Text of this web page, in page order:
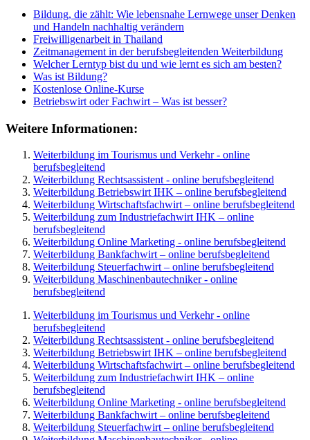
Bildung, die zählt: Wie lebensnahe Lernwege unser Denken
und Handeln nachhaltig verändern
Freiwilligenarbeit in Thailand
Zeitmanagement in der berufsbegleitenden Weiterbildung
Welcher Lerntyp bist du und wie lernt es sich am besten?
Was ist Bildung?
Kostenlose Online-Kurse
Betriebswirt oder Fachwirt – Was ist besser?
Weitere Informationen:
Weiterbildung im Tourismus und Verkehr - online
berufsbegleitend
Weiterbildung Rechtsassistent - online berufsbegleitend
Weiterbildung Betriebswirt IHK – online berufsbegleitend
Weiterbildung Wirtschaftsfachwirt – online berufsbegleitend
Weiterbildung zum Industriefachwirt IHK – online
berufsbegleitend
Weiterbildung Online Marketing - online berufsbegleitend
Weiterbildung Bankfachwirt – online berufsbegleitend
Weiterbildung Steuerfachwirt – online berufsbegleitend
Weiterbildung Maschinenbautechniker - online
berufsbegleitend
Weiterbildung im Tourismus und Verkehr - online
berufsbegleitend
Weiterbildung Rechtsassistent - online berufsbegleitend
Weiterbildung Betriebswirt IHK – online berufsbegleitend
Weiterbildung Wirtschaftsfachwirt – online berufsbegleitend
Weiterbildung zum Industriefachwirt IHK – online
berufsbegleitend
Weiterbildung Online Marketing - online berufsbegleitend
Weiterbildung Bankfachwirt – online berufsbegleitend
Weiterbildung Steuerfachwirt – online berufsbegleitend